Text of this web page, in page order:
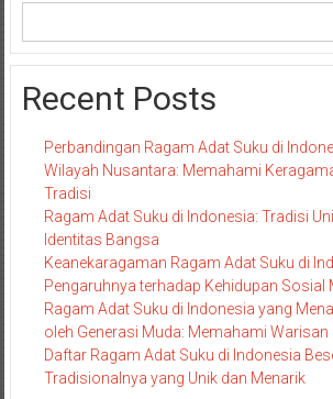
Recent Posts
Perbandingan Ragam Adat Suku di
Wilayah Nusantara: Memahami
Tradisi
Ragam Adat Suku di Indonesia: Tradisi
Identitas Bangsa
Keanekaragaman Ragam Adat Suku di
Pengaruhnya terhadap Kehidupan Sosial
Ragam Adat Suku di Indonesia yang
oleh Generasi Muda: Memahami
Daftar Ragam Adat Suku di Indonesia
Tradisionalnya yang Unik dan Menarik